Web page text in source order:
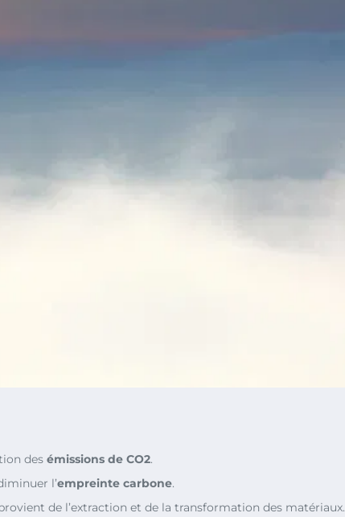
des émissions de CO2.
l’empreinte carbone.
de l’extraction et de la transformation des matériaux.